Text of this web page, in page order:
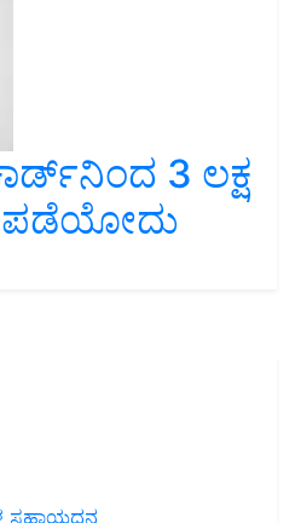
3 ಲಕ್ಷ
ಪಡೆಯೋದು
ಸಹಾಯಧನ